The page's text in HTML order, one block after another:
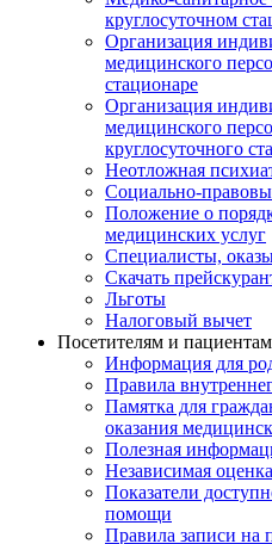
круглосуточном
Организация
медицинского
стационаре
Организация
медицинского
круглосуточного
Неотложная
Социально-
Положение о
медицинских услуг
Специалисты,
Скачать
Льготы
Налоговый вычет
Посетителям и пациентам
Информация для
Правила
Памятка для
оказания
Полезная
Независимая
Показатели
помощи
Правила записи на